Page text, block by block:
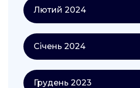
Лютий 2024
Січень 2024
Грудень 2023